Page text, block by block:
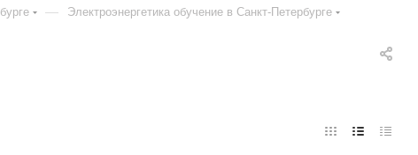
— Электроэнергетика обучение в Санкт-Петербурге